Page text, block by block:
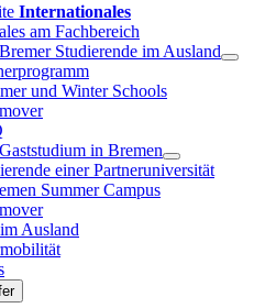
Internationales
am Fachbereich
Studierende im Ausland
und Winter Schools
in Bremen
einer Partneruniversität
Summer Campus
Ausland